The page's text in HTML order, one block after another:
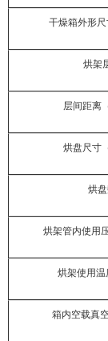
干燥箱外形尺
烘架
层间距离
烘盘尺寸
烘
烘架管内使用
烘架使用温
箱内空载真